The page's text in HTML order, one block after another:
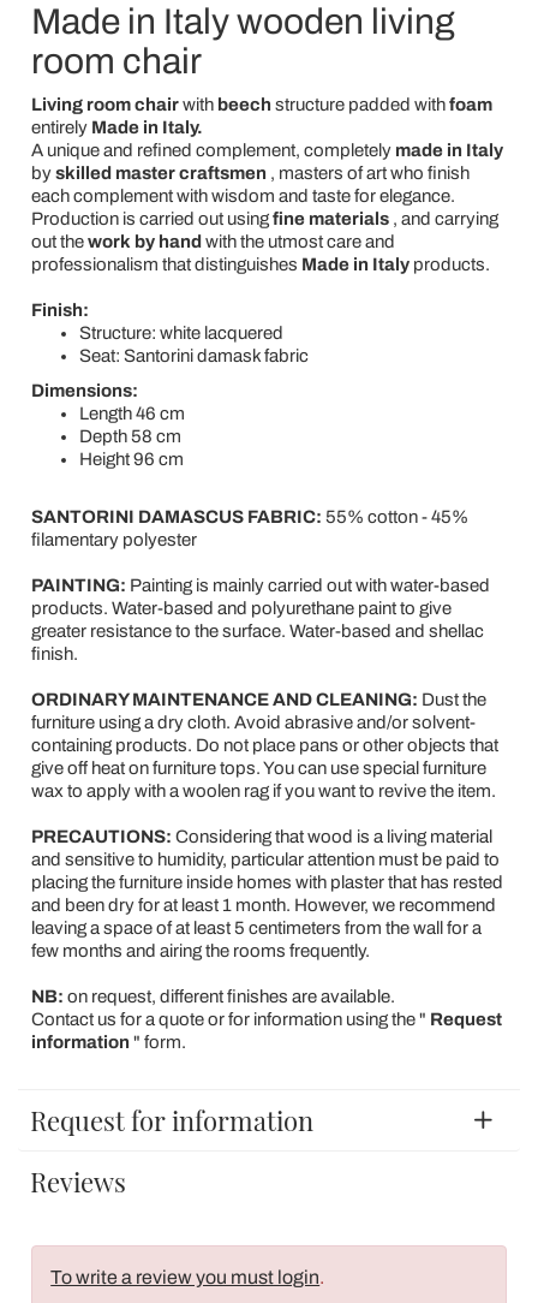
Made in Italy wooden living
room chair
Living room chairwith beech structure padded withfoam
entirely Made in Italy.
A unique and refined complement, completely made in Italy
byskilled master craftsmen , masters of art who finish
each complement with wisdom and taste for elegance.
Production is carried out usingfine materials, and carrying
out thework by hand with the utmost care and
professionalism that distinguishes Made in Italyproducts.
Finish:
Structure: white lacquered
Seat: Santorini damask fabric
Dimensions:
Length 46 cm
Depth 58 cm
Height 96 cm
SANTORINI DAMASCUS FABRIC: 55% cotton - 45%
filamentary polyester
PAINTING: Painting is mainly carried out with water-based
products. Water-based and polyurethane paint to give
greater resistance to the surface. Water-based and shellac
finish.
ORDINARY MAINTENANCE AND CLEANING: Dust the
furniture using a dry cloth. Avoid abrasive and/or solvent-
containing products. Do not place pans or other objects that
give off heat on furniture tops. You can use special furniture
wax to apply with a woolen rag if you want to revive the item.
PRECAUTIONS: Considering that wood is a living material
and sensitive to humidity, particular attention must be paid to
placing the furniture inside homes with plaster that has rested
and been dry for at least 1 month. However, we recommend
leaving a space of at least 5 centimeters from the wall for a
few months and airing the rooms frequently.
NB: on request, different finishes are available.
Contact us for a quote or for information using the " Request
information " form.
Request for information
Reviews
To write a review you must login.